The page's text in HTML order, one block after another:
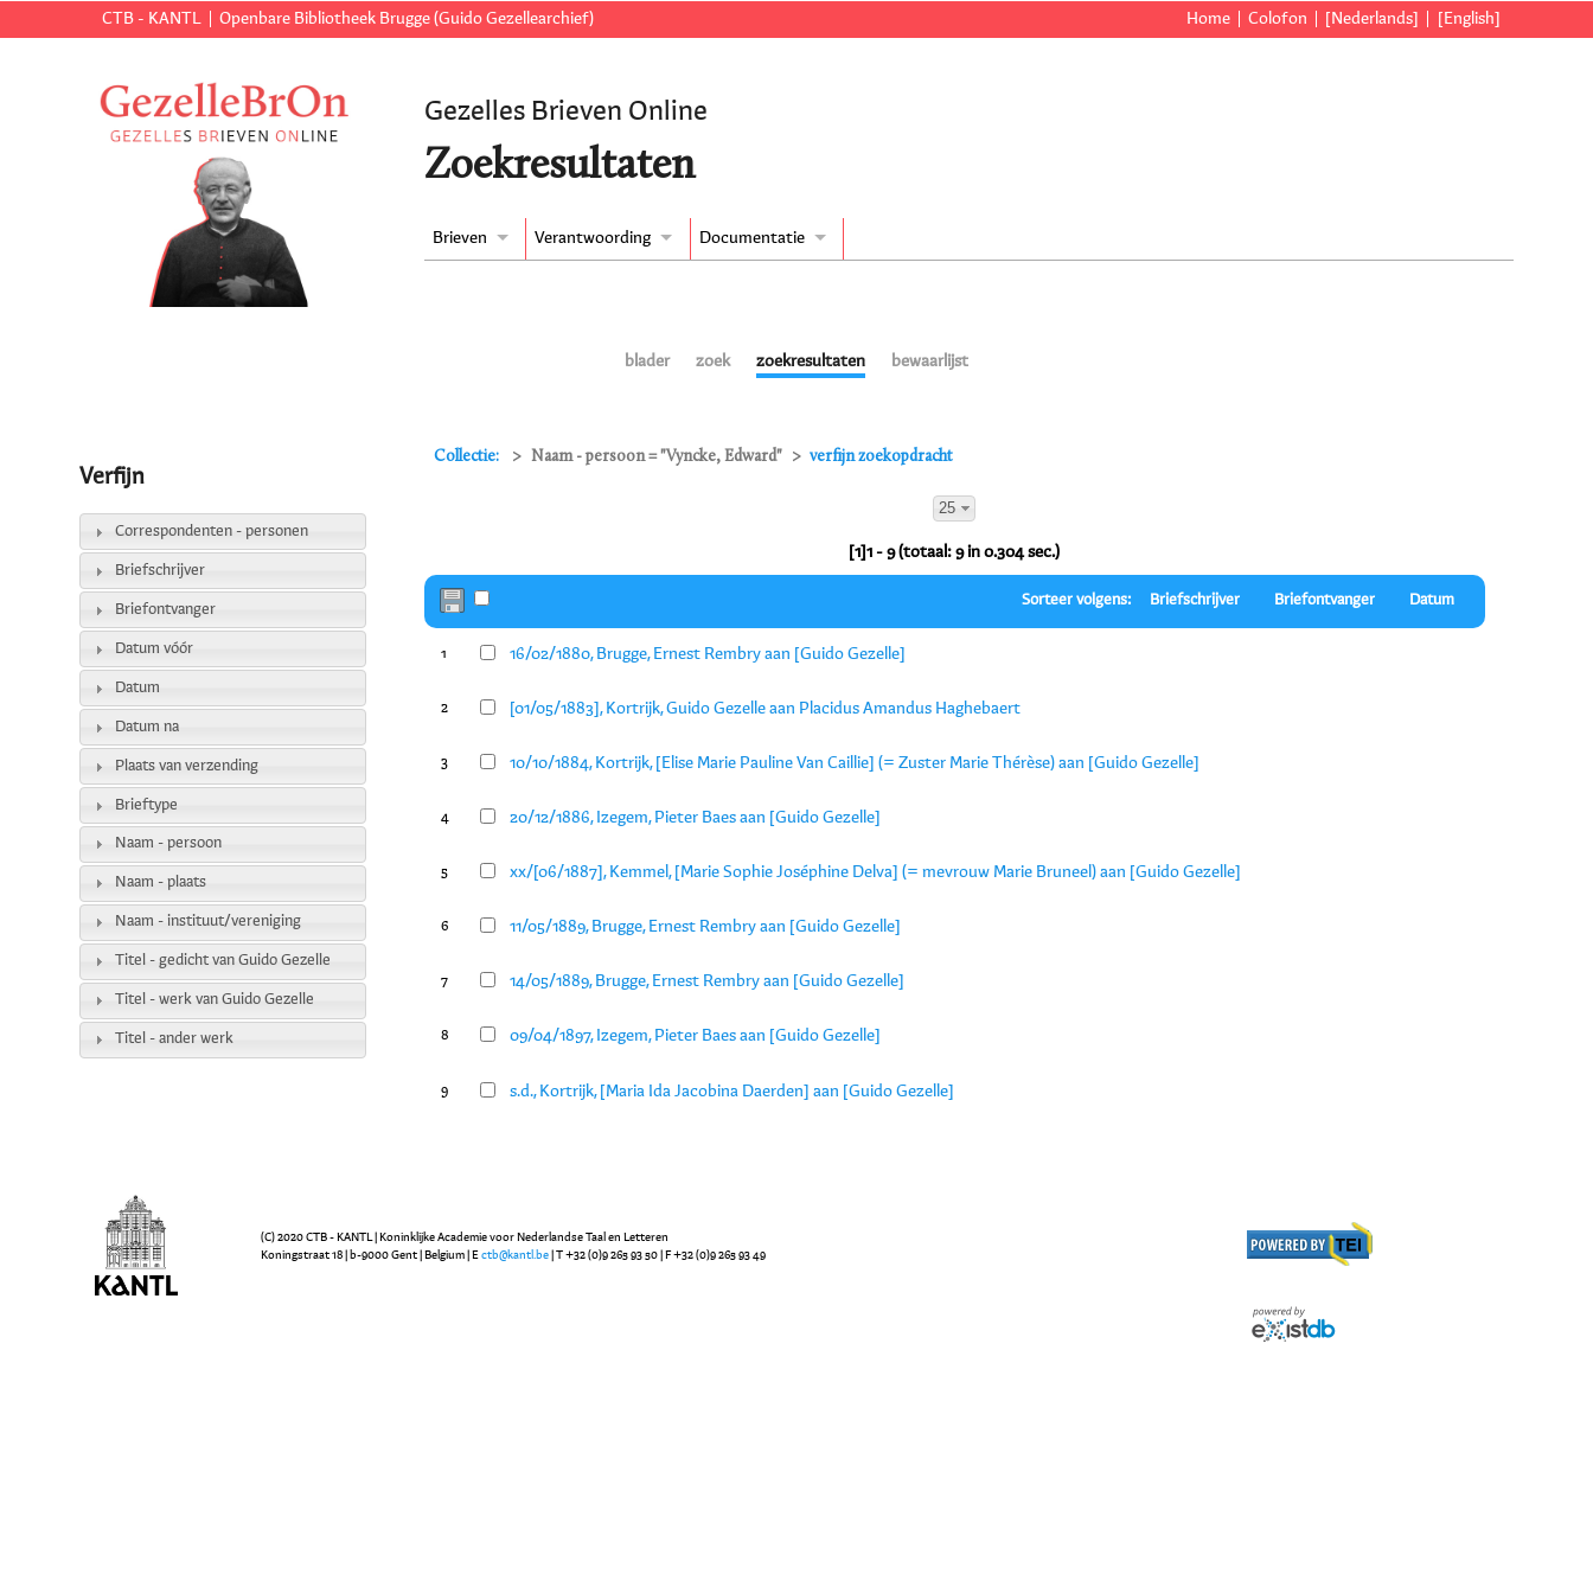
CTB - KANTL Openbare Bibliotheek Brugge (Guido Gezellearchief) Home Colofon [Nederlands] [English]
Gezelles Brieven Online
Zoekresultaten
Brieven Verantwoording Documentatie
blader zoek zoekresultaten bewaarlijst
Collectie: Naam - persoon = "Vyncke, Edward" verfijn zoekopdracht
25
[1]1 - 9 (totaal: 9 in 0.304 sec.)
Sorteer volgens: Briefschrijver Briefontvanger Datum
1 16/02/1880, Brugge, Ernest Rembry aan [Guido Gezelle]
2 [01/05/1883], Kortrijk, Guido Gezelle aan Placidus Amandus Haghebaert
3 10/10/1884, Kortrijk, [Elise Marie Pauline Van Caillie] (= Zuster Marie Thérèse) aan [Guido Gezelle]
4 20/12/1886, Izegem, Pieter Baes aan [Guido Gezelle]
5 xx/[06/1887], Kemmel, [Marie Sophie Joséphine Delva] (= mevrouw Marie Bruneel) aan [Guido Gezelle]
6 11/05/1889, Brugge, Ernest Rembry aan [Guido Gezelle]
7 14/05/1889, Brugge, Ernest Rembry aan [Guido Gezelle]
8 09/04/1897, Izegem, Pieter Baes aan [Guido Gezelle]
9 s.d., Kortrijk, [Maria Ida Jacobina Daerden] aan [Guido Gezelle]
Verfijn
Correspondenten - personen
Briefschrijver
Briefontvanger
Datum vóór
Datum
Datum na
Plaats van verzending
Brieftype
Naam - persoon
Naam - plaats
Naam - instituut/vereniging
Titel - gedicht van Guido Gezelle
Titel - werk van Guido Gezelle
Titel - ander werk
(C) 2020 CTB - KANTL | Koninklijke Academie voor Nederlandse Taal en Letteren
Koningstraat 18 | b-9000 Gent | Belgium | Ectb@kantl.be | T +32 (0)9 265 93 50 | F +32 (0)9 265 93 49